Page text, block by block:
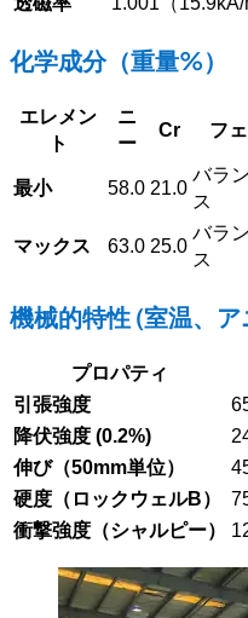
化学成分（重量%）
エレメン
ト
ニ
ー
Cr フェ
最小 58.0 21.0
バラン
ス
マックス 63.0 25.0
バラン
ス
機械的特性 (室温、
プロパティ
引張強度
降伏強度 (0.2%)
伸び（50mm単位）
硬度（ロックウェルB）
衝撃強度（シャルピー）